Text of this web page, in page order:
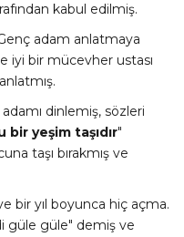
kabul edilmiş.
adam anlatmaya
iyi bir mücevher ustası
dinlemiş, sözleri
bir yeşim taşıdır"
taşı bırakmış ve
bir yıl boyunca hiç açma.
güle güle" demiş ve